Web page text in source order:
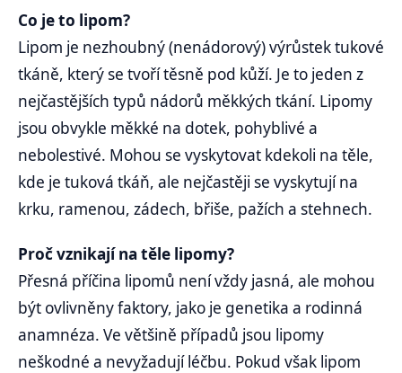
Co je to lipom?
Lipom je nezhoubný (nenádorový) výrůstek tukové
tkáně, který se tvoří těsně pod kůží. Je to jeden z
nejčastějších typů nádorů měkkých tkání. Lipomy
jsou obvykle měkké na dotek, pohyblivé a
nebolestivé. Mohou se vyskytovat kdekoli na těle,
kde je tuková tkáň, ale nejčastěji se vyskytují na
krku, ramenou, zádech, břiše, pažích a stehnech.
Proč vznikají na těle lipomy?
Přesná příčina lipomů není vždy jasná, ale mohou
být ovlivněny faktory, jako je genetika a rodinná
anamnéza. Ve většině případů jsou lipomy
neškodné a nevyžadují léčbu. Pokud však lipom